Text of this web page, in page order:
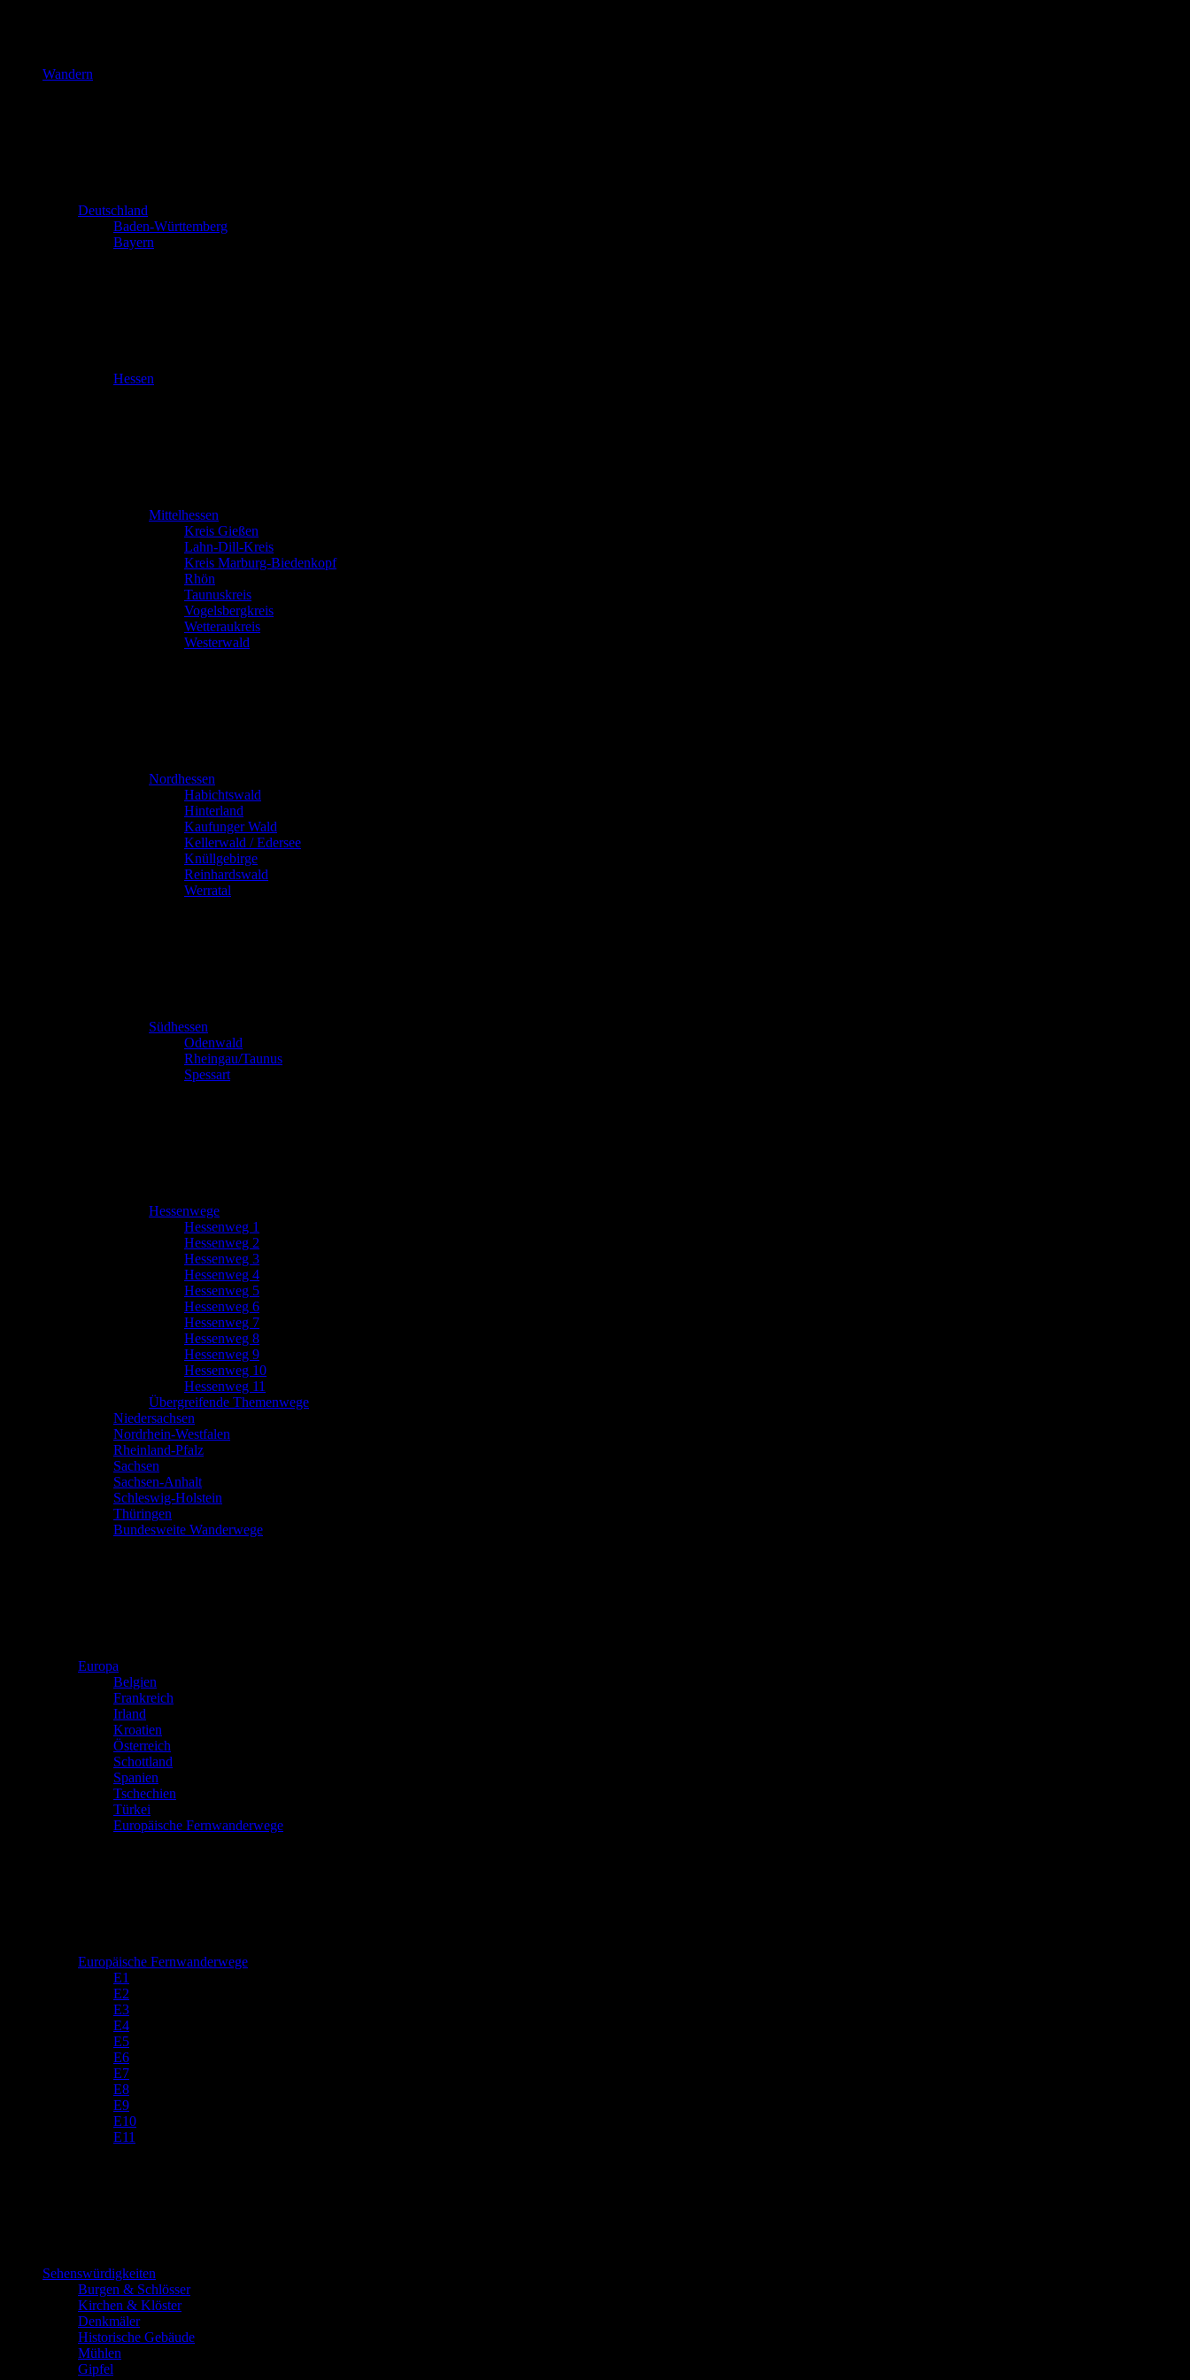
Wandern
Deutschland
Baden-Württemberg
Bayern
Hessen
Mittelhessen
Kreis Gießen
Lahn-Dill-Kreis
Kreis Marburg-Biedenkopf
Rhön
Taunuskreis
Vogelsbergkreis
Wetteraukreis
Westerwald
Nordhessen
Habichtswald
Hinterland
Kaufunger Wald
Kellerwald / Edersee
Knüllgebirge
Reinhardswald
Werratal
Südhessen
Odenwald
Rheingau/Taunus
Spessart
Hessenwege
Hessenweg 1
Hessenweg 2
Hessenweg 3
Hessenweg 4
Hessenweg 5
Hessenweg 6
Hessenweg 7
Hessenweg 8
Hessenweg 9
Hessenweg 10
Hessenweg 11
Übergreifende Themenwege
Niedersachsen
Nordrhein-Westfalen
Rheinland-Pfalz
Sachsen
Sachsen-Anhalt
Schleswig-Holstein
Thüringen
Bundesweite Wanderwege
Europa
Belgien
Frankreich
Irland
Kroatien
Österreich
Schottland
Spanien
Tschechien
Türkei
Europäische Fernwanderwege
Europäische Fernwanderwege
E1
E2
E3
E4
E5
E6
E7
E8
E9
E10
E11
Sehenswürdigkeiten
Burgen & Schlösser
Kirchen & Klöster
Denkmäler
Historische Gebäude
Mühlen
Gipfel